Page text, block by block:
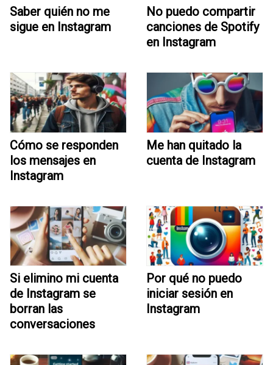
Saber quién no me
sigue en Instagram
No puedo compartir
canciones de Spotify
en Instagram
Cómo se responden
los mensajes en
Instagram
Me han quitado la
cuenta de Instagram
Si elimino mi cuenta
de Instagram se
borran las
conversaciones
Por qué no puedo
iniciar sesión en
Instagram